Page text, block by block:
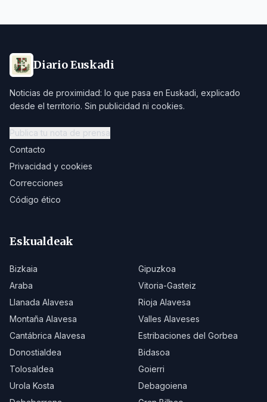
Diario Euskadi
Noticias de proximidad: lo que pasa en Euskadi, explicado
desde el territorio. Sin publicidad ni cookies.
Publica tu nota de prensa
Contacto
Privacidad y cookies
Correcciones
Código ético
Eskualdeak
Bizkaia
Gipuzkoa
Araba
Vitoria-Gasteiz
Llanada Alavesa
Rioja Alavesa
Montaña Alavesa
Valles Alaveses
Cantábrica Alavesa
Estribaciones del Gorbea
Donostialdea
Bidasoa
Tolosaldea
Goierri
Urola Kosta
Debagoiena